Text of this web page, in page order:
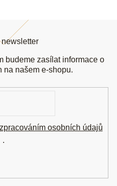
budeme zasílat informace o
na našem e-shopu.
zpracováním osobních údajů
.